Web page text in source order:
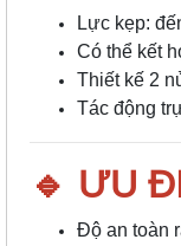
Lực kẹp:
Có thể kết
Thiết kế 2
Tác động
🔹 ƯU
Độ an toàn